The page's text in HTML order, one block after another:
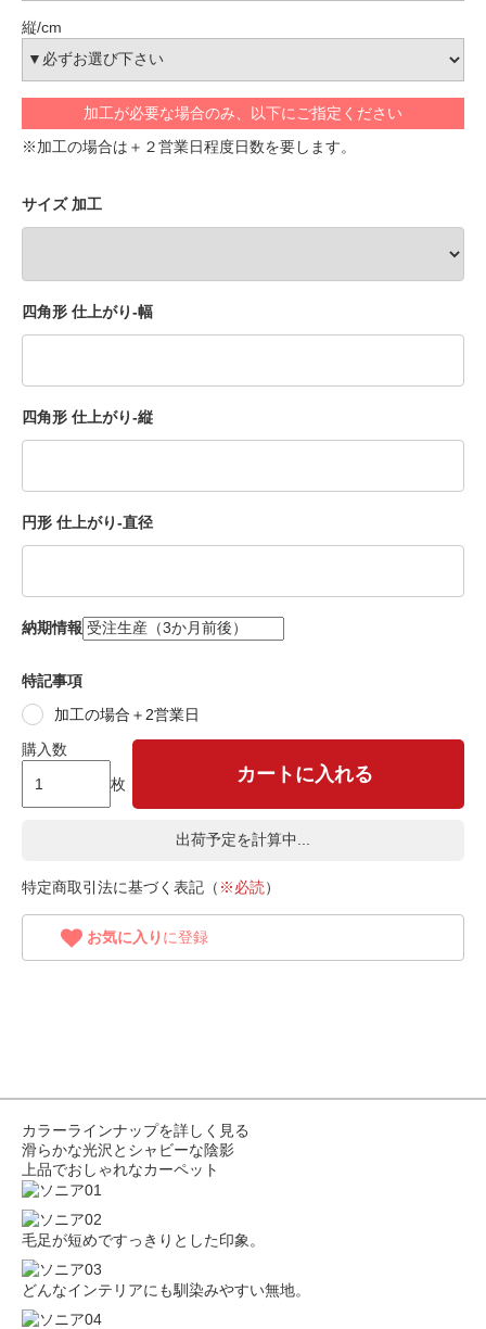
縦/cm
加工が必要な場合のみ、以下にご指定ください
※加工の場合は＋２営業日程度日数を要します。
サイズ 加工
四角形 仕上がり-幅
四角形 仕上がり-縦
円形 仕上がり-直径
納期情報
特記事項
加工の場合＋2営業日
購入数
枚
カートに入れる
出荷予定を計算中...
特定商取引法に基づく表記（ ※必読）
お気に入り に登録
カラーラインナップを詳しく見る
滑らかな光沢とシャビーな陰影
上品でおしゃれなカーペット
毛足が短めですっきりとした印象。
どんなインテリアにも馴染みやすい無地。